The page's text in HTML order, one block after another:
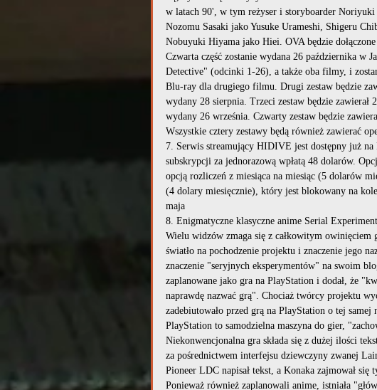
w latach 90', w tym reżyser i storyboarder
Nozomu Sasaki jako Yusuke Urameshi, Shigeru
Nobuyuki Hiyama jako Hiei. OVA będzie
Czwarta część zostanie wydana 26 października w
Detective" (odcinki 1-26), a także oba filmy, i
Blu-ray dla drugiego filmu. Drugi zestaw będzie
wydany 28 sierpnia. Trzeci zestaw będzie
wydany 26 września. Czwarty zestaw będzie
Wszystkie cztery zestawy będą również zawierać
7. Serwis streamujący HIDIVE jest dostępny już
subskrypcji za jednorazową wpłatą 48 dolarów.
opcją rozliczeń z miesiąca na miesiąc (5 dolarów
(4 dolary miesięcznie), który jest blokowany na
maja
8. Enigmatyczne klasyczne anime Serial
Wielu widzów zmaga się z całkowitym owinięciem
światło na pochodzenie projektu i znaczenie jego
znaczenie "seryjnych eksperymentów" na swoim
zaplanowane jako gra na PlayStation i dodał, że
naprawdę nazwać grą". Chociaż twórcy projektu
zadebiutowało przed grą na PlayStation o tej
PlayStation to samodzielna maszyna do gier,
Niekonwencjonalna gra składa się z dużej ilości
za pośrednictwem interfejsu dziewczyny zwanej
Pioneer LDC napisał tekst, a Konaka zajmował
Ponieważ również zaplanowali anime, istniała